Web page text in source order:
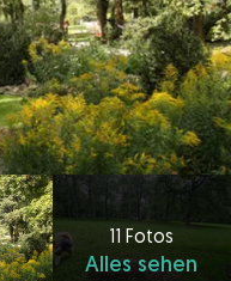
11 Fotos
Alles sehen